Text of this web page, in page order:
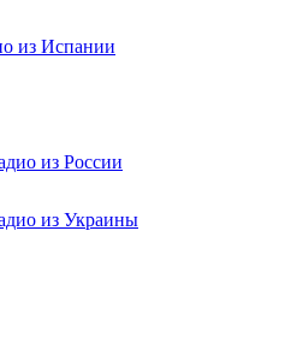
из Испании
из России
из Украины